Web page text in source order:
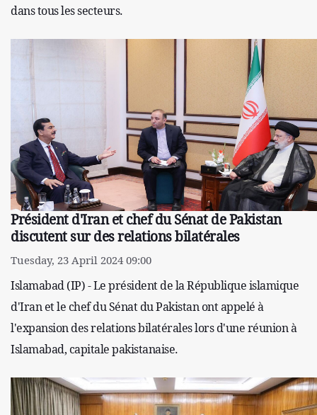
dans tous les secteurs.
Président d'Iran et chef du Sénat de Pakistan
discutent sur des relations bilatérales
Tuesday, 23 April 2024 09:00
Islamabad (IP) - Le président de la République islamique
d'Iran et le chef du Sénat du Pakistan ont appelé à
l'expansion des relations bilatérales lors d'une réunion à
Islamabad, capitale pakistanaise.